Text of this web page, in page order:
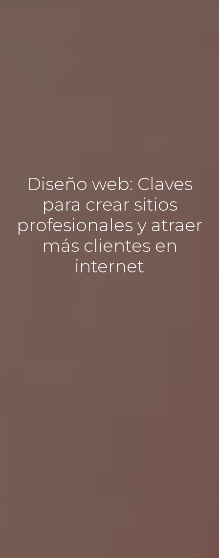
Diseño web: Claves
para crear sitios
profesionales y atraer
más clientes en
internet